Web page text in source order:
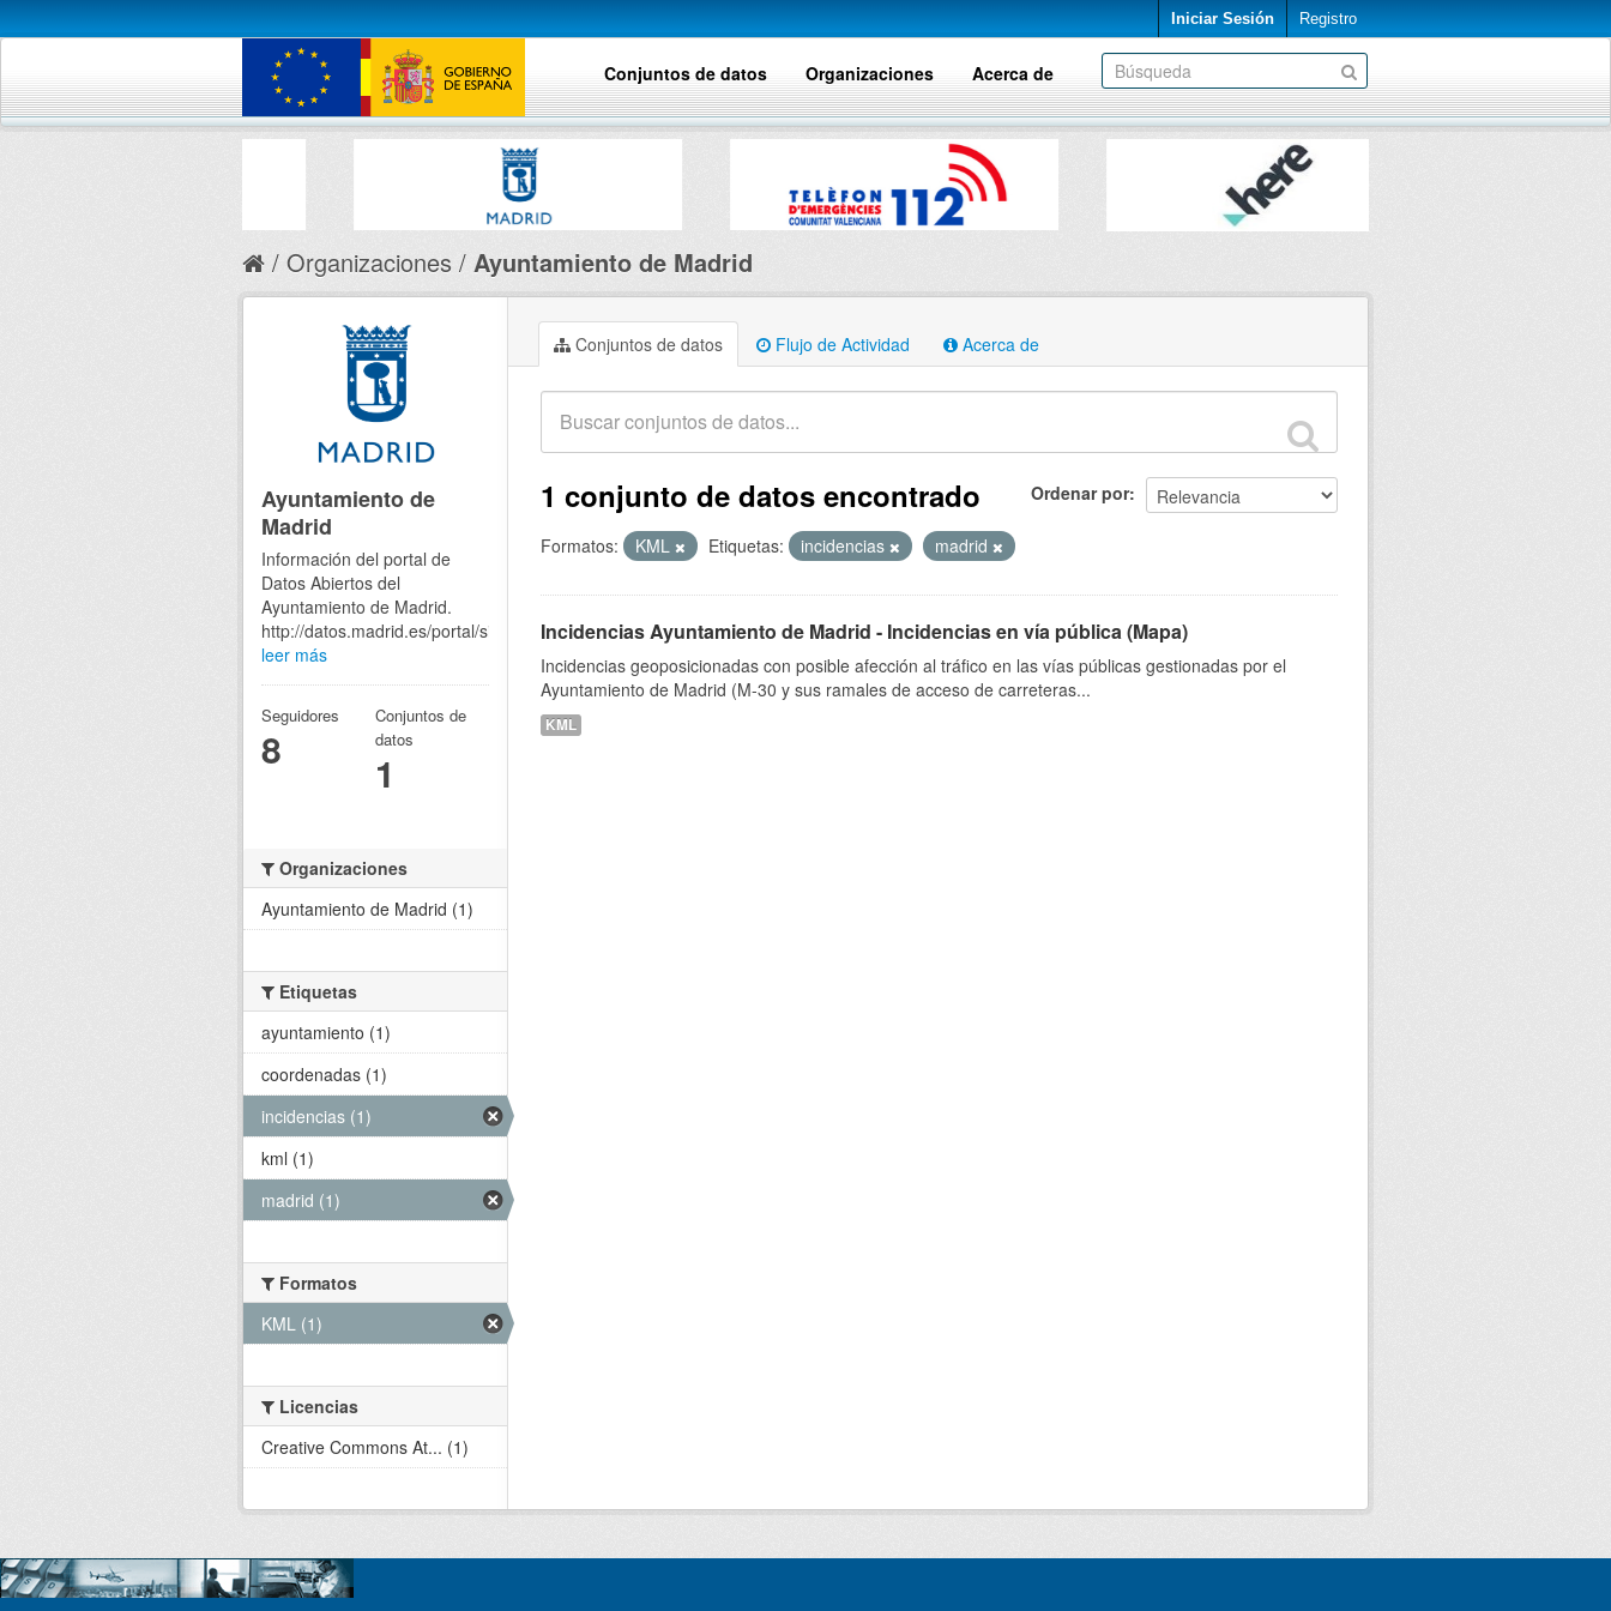
Iniciar Sesión Registro
Conjuntos de datos Organizaciones Acerca de
Organizaciones Ayuntamiento de Madrid
Conjuntos de datos Flujo de Actividad Acerca de
Ordenar por
1 conjunto de datos encontrado
Formatos: KML Etiquetas: incidencias madrid
Incidencias Ayuntamiento de Madrid - Incidencias en vía pública (Mapa)
Incidencias geoposicionadas con posible afección al tráfico en las vías públicas gestionadas por el
Ayuntamiento de Madrid (M-30 y sus ramales de acceso de carreteras...
KML
Ayuntamiento de
Madrid
Información del portal de
Datos Abiertos del
Ayuntamiento de Madrid.
http://datos.madrid.es/portal/site/egob
leer más
Seguidores
8
Conjuntos de
datos
1
Organizaciones
Ayuntamiento de Madrid (1)
Etiquetas
ayuntamiento (1)
coordenadas (1)
incidencias (1)
kml (1)
madrid (1)
Formatos
KML (1)
Licencias
Creative Commons At... (1)